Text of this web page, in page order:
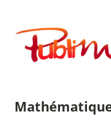
contenu
Publimath